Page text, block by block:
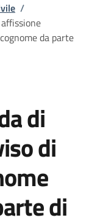
/
da parte
di
di
di